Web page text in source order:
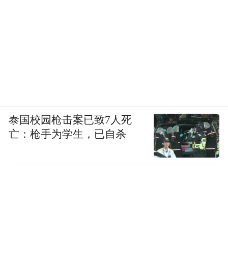
泰国校园枪击案已致7人死
亡：枪手为学生，已自杀